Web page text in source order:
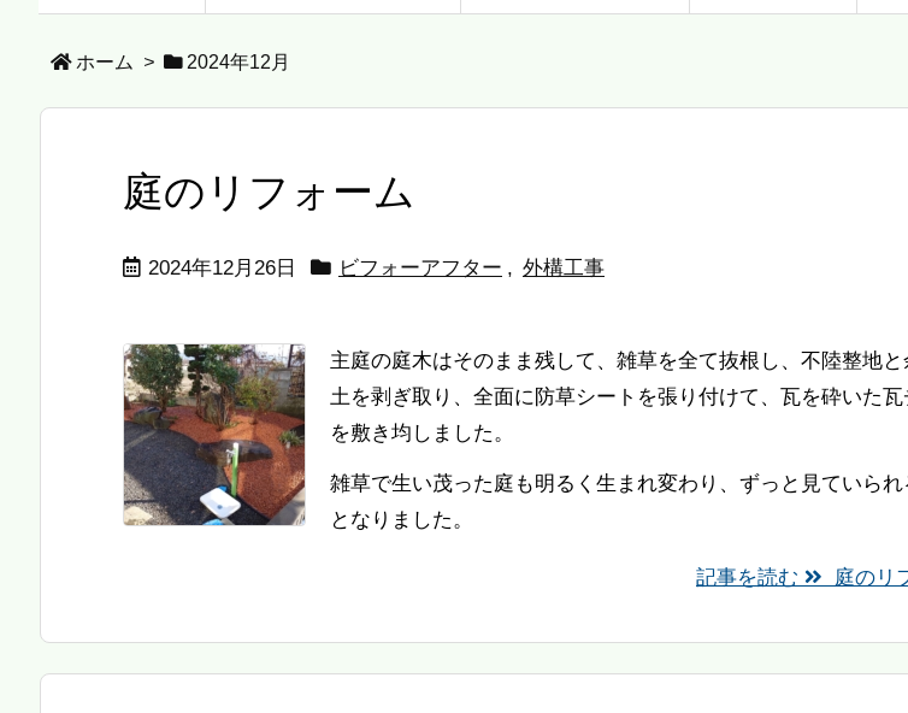
ホーム > 2024年12月
庭のリフォーム
2024年12月26日 ビフォーアフター , 外構工事
主庭の庭木はそのまま残して、雑草を全て抜根し、不陸整地と
土を剥ぎ取り、全面に防草シートを張り付けて、瓦を砕いた
を敷き均しました。
雑草で生い茂った庭も明るく生まれ変わり、ずっと見ていら
となりました。
記事を読む 庭のリ